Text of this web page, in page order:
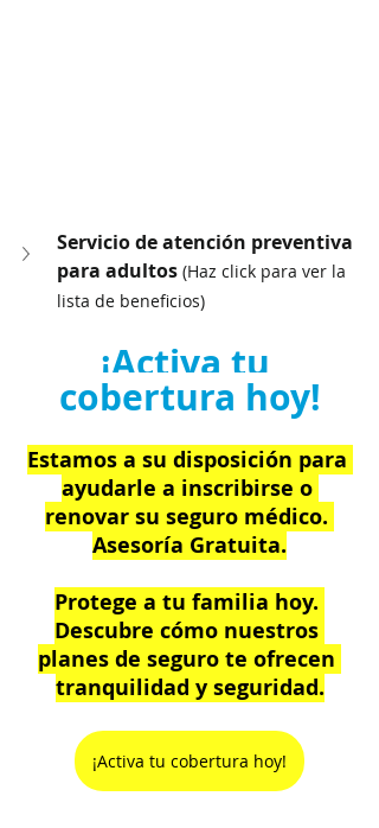
Servicio de atención preventiva
para adultos (Haz click para ver la
lista de beneficios)
¡Activa tu
cobertura hoy!
Estamos a su disposición para
ayudarle a inscribirse o
renovar su seguro médico.
Asesoría Gratuita.
Protege a tu familia hoy.
Descubre cómo nuestros
planes de seguro te ofrecen
tranquilidad y seguridad.
¡Activa tu cobertura hoy!